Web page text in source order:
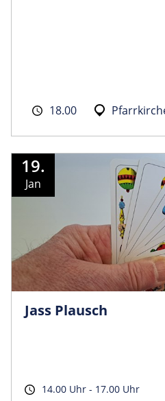
18.00
19.
Jan
Jass Plausch
14.00 Uhr - 17.00 Uhr